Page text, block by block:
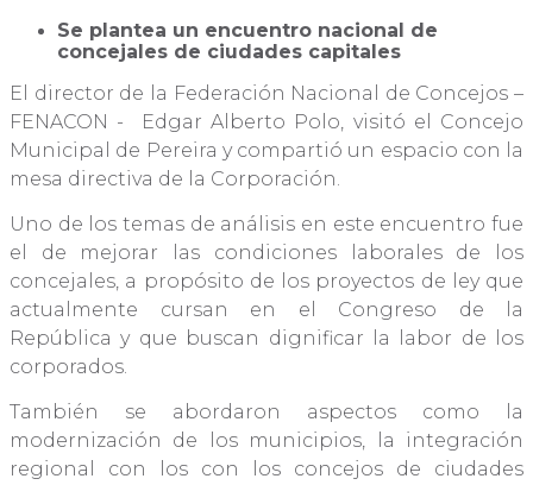
Se plantea un encuentro nacional de
concejales de ciudades capitales
El director de la Federación Nacional de Concejos –
FENACON - Edgar Alberto Polo, visitó el Concejo
Municipal de Pereira y compartió un espacio con la
mesa directiva de la Corporación.
Uno de los temas de análisis en este encuentro fue
el de mejorar las condiciones laborales de los
concejales, a propósito de los proyectos de ley que
actualmente cursan en el Congreso de la
República y que buscan dignificar la labor de los
corporados.
También se abordaron aspectos como la
modernización de los municipios, la integración
regional con los con los concejos de ciudades